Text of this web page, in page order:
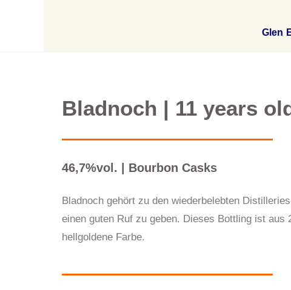
Glen
Bladnoch | 11 years
46,7%vol. | Bourbon Casks
Bladnoch gehört zu den wiederbelebten
einen guten Ruf zu geben. Dieses Bottling ist
hellgoldene Farbe.